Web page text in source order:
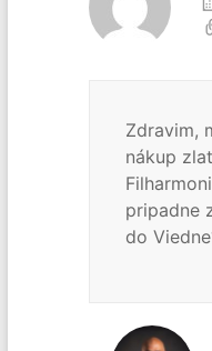
Zdravim,
nákup
pripadne
do